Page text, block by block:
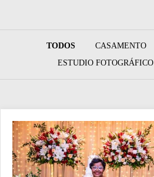
TODOS CASAMENTO
ESTUDIO FOTOGRÁFICO